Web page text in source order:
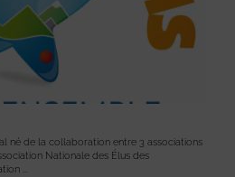
né de la collaboration entre 3 associations
Nationale des Élus des
...